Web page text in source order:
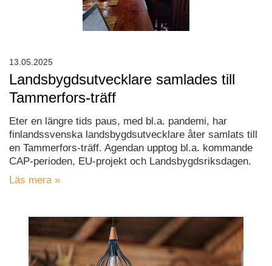
Landsbygdsutvecklare samlades till
Tammerfors-träff
Eter en längre tids paus, med bl.a. pandemi, har
finlandssvenska landsbygdsutvecklare åter samlats till
en Tammerfors-träff. Agendan upptog bl.a. kommande
CAP-perioden, EU-projekt och Landsbygdsriksdagen.
Läs mera »
13.05.2025